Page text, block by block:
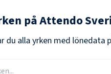
påAttendo
du alla yrken med lönedata